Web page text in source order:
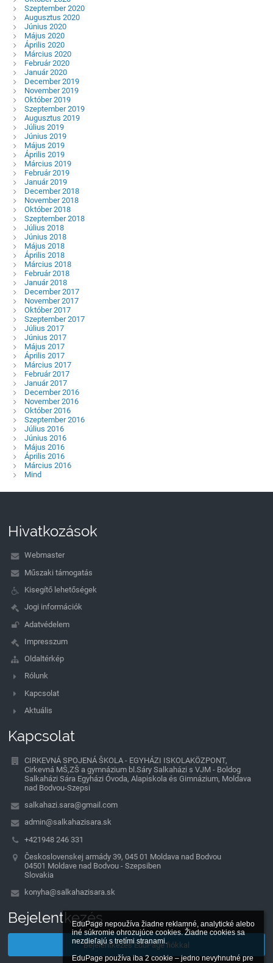
EduPage nepoužíva žiadne reklamné, analytické alebo
iné súkromie ohrozujúce cookies. Žiadne cookies sa
nezdieľajú s tretími stranami.
EduPage používa iba 2 cookie – jedno nevyhnutné pre
Szeptember 2020
Augusztus 2020
Június 2020
Május 2020
Április 2020
Március 2020
Február 2020
Január 2020
December 2019
November 2019
Október 2019
Szeptember 2019
Augusztus 2019
Július 2019
Június 2019
Május 2019
Április 2019
Március 2019
Február 2019
Január 2019
December 2018
November 2018
Október 2018
Szeptember 2018
Július 2018
Június 2018
Május 2018
Április 2018
Március 2018
Február 2018
Január 2018
December 2017
November 2017
Október 2017
Szeptember 2017
Július 2017
Június 2017
Május 2017
Április 2017
Március 2017
Február 2017
Január 2017
December 2016
November 2016
Október 2016
Szeptember 2016
Július 2016
Június 2016
Május 2016
Április 2016
Március 2016
Mind
Hivatkozások
Webmaster
Műszaki támogatás
Kisegítő lehetőségek
Jogi információk
Adatvédelem
Impresszum
Oldaltérkép
Rólunk
Kapcsolat
Aktuális
Kapcsolat
CIRKEVNÁ SPOJENÁ ŠKOLA - EGYHÁZI ISKOLAKÖZPONT,
Cirkevná MŠ,ZŠ a gymnázium bl.Sáry Salkaházi s VJM - Boldog
Salkaházi Sára Egyházi Óvoda, Alapiskola és Gimnázium, Moldava
nad Bodvou-Szepsi
salkahazi.sara@gmail.com
admin@salkahazisara.sk
+421948 246 331
Československej armády 39, 045 01 Moldava nad Bodvou
04501 Moldave nad Bodvou - Szepsiben
Slovakia
konyha@salkahazisara.sk
Bejelentkezés
Bejelentkezés EduPage fiókkal